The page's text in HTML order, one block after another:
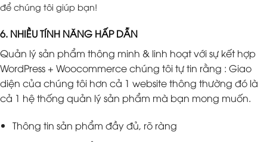
để chúng tôi giúp bạn!
6. NHIỀU TÍNH NĂNG HẤP DẪN
Quản lý sản phẩm thông minh & linh hoạt với sự kết hợp
WordPress + Woocommerce chúng tôi tự tin rằng : Giao
diện của chúng tôi hơn cả 1 website thông thường đó là
cả 1 hệ thống quản lý sản phẩm mà bạn mong muốn.
Thông tin sản phẩm đầy đủ, rõ ràng